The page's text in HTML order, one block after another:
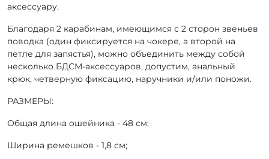
аксессуару.
Благодаря 2 карабинам, имеющимся с 2 сторон звеньев
поводка (один фиксируется на чокере, а второй на
петле для запястья), можно объединить между собой
несколько БДСМ-аксессуаров, допустим, анальный
крюк, четверную фиксацию, наручники и/или поножи.
РАЗМЕРЫ:
Общая длина ошейника - 48 см;
Ширина ремешков - 1,8 см;